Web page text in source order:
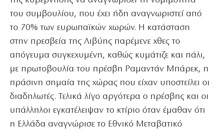
του συμβουλίου, που έχει ήδη αναγνωριστεί από
το 70% των ευρωπαϊκών χωρών. Η κατάσταση
στην πρεσβεία της Λιβύης παρέμενε χθες το
απόγευμα συγκεχυμένη, καθώς κυμάτιζε και πάλι,
με πρωτοβουλία του πρέσβη Ραμαντάν Μπάρεκ, η
πράσινη σημαία της χώρας που είχαν υποστείλει οι
διαδηλωτές. Τελικά λίγο αργότερα ο πρέσβης και οι
υπάλληλοι εγκατέλειψαν το κτίριο όταν έμαθαν ότι
η Ελλάδα αναγνώρισε το Εθνικό Μεταβατικό